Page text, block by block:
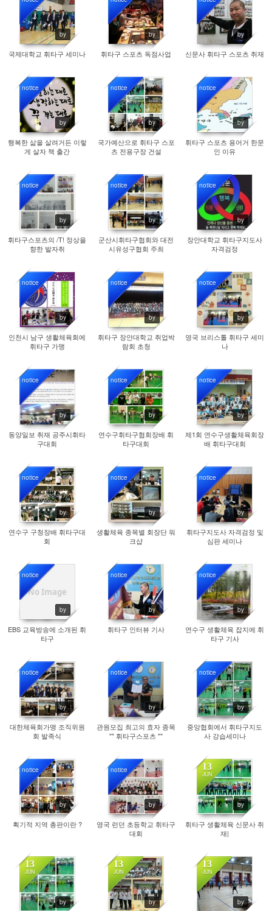
by
9465
국제대학교 휘타구 세미나
by
9316
휘타구 스포츠 독점사업
by
9491
신문사 휘타구 스포츠 취재
notice
by
9041
행복한 삶을 살려거든 이렇
게 살자 책 출간
notice
by
9401
국가예산으로 휘타구 스포
츠 전용구장 건설
notice
by
9835
휘타구 스포츠 용어거 한문
인 이유
notice
by
9297
휘타구스포츠의 /T! 정상을
향한 발자취
notice
by
9362
군산시휘타구협회와 대전
시유성구협회 주최
notice
by
9323
장안대학교 휘타구지도사
자격검정
notice
by
10212
인천시 남구 생활체육회에
휘타구 가맹
notice
by
9370
휘타구 장안대학교 취업박
람회 초청
notice
by
9345
영국 브리스톨 휘타구 세미
나
notice
by
8991
동양일보 취재 공주시휘타
구대회
notice
by
9264
연수구휘타구협회장배 휘
타구대회
notice
by
9392
제1회 연수구생활체육회장
배 휘타구대회
notice
by
9467
연수구 구청장배 휘타구대
회
notice
by
9332
생활체육 종목별 회장단 워
크샵
notice
by
9714
휘타구지도사 자격검정 및
심판 세미나
No Image
notice
by
EBS 교육방송에 소개된 휘
타구
notice
by
9554
휘타구 인터뷰 기사
notice
by
9732
연수구 생활체육 잡지에 휘
타구 기사
notice
by
9698
대한체육회가맹 조직위원
회 발족식
notice
by
9262
관원모집 최고의 효자 종목
"" 휘타구스포츠 ""
notice
by
9718
중앙협회에서 휘타구지도
사 강습세미나
notice
by
9247
획기적 지역 총판이란 ?
notice
by
9147
영국 런던 초등학교 휘타구
대회
13
JUN
by
2398
휘타구 생활체육 신문사 취
재|
13
JUN
by
2655
13
JUN
by
2433
13
JUN
by
2457